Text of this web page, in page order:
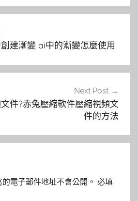
建漸變 ai中的漸變怎麼使用
Next Post
件?赤兔壓縮軟件壓縮視頻文
件的方法
電子郵件地址不會公開。 必填